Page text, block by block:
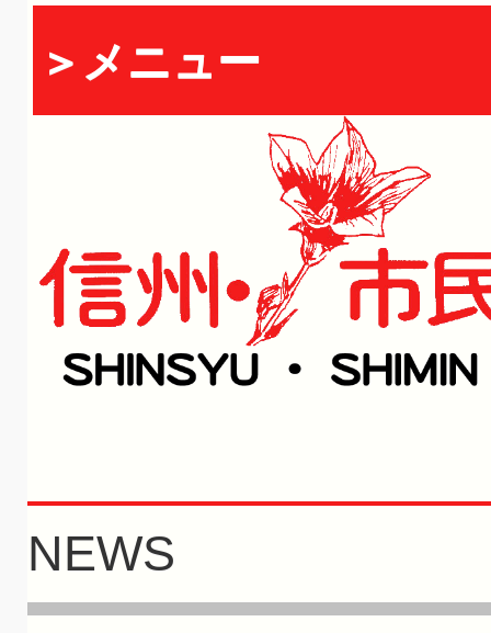
＞メニュー
NEWS